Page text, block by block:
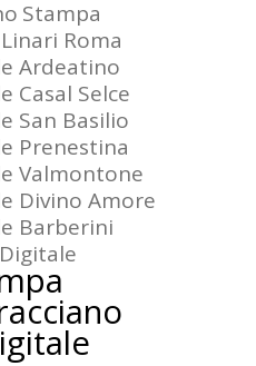
Stampa
Roma
Ardeatino
Casal Selce
San Basilio
Prenestina
Valmontone
Divino Amore
Barberini